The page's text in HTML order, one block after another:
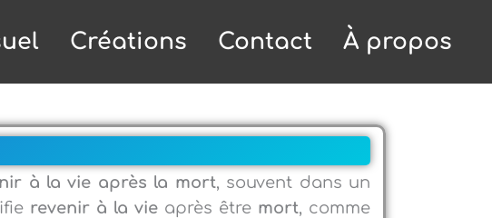
Créations Contact À propos
à la vie après la mort, souvent dans un
revenir à la vie après être mort, comme